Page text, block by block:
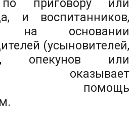
по приговору или
и воспитанников,
на основании
(усыновителей,
опекунов или
оказывает
помощь